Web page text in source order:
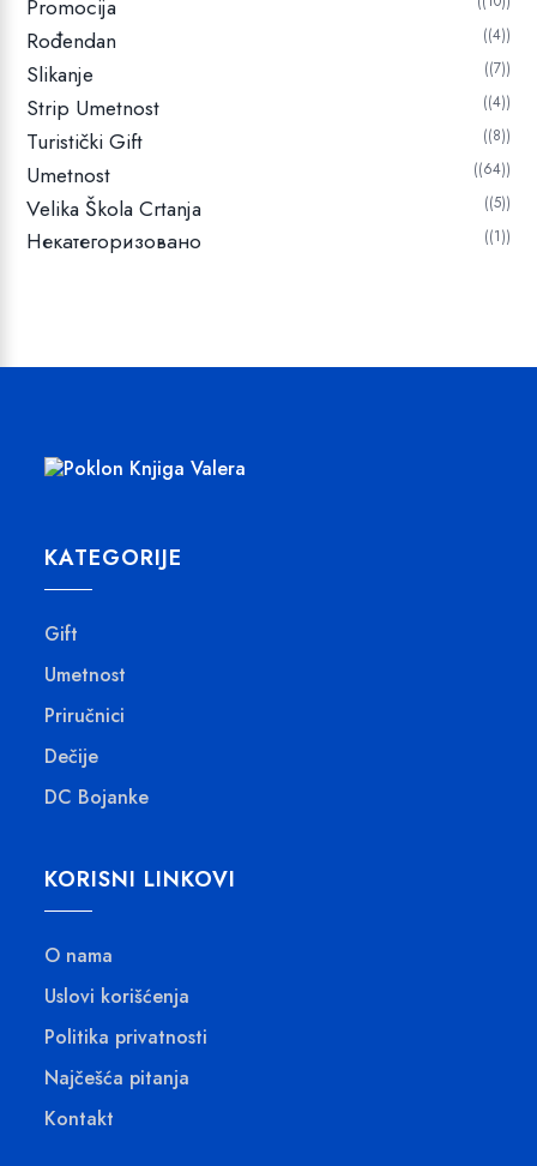
Promocija
Rođendan (4)
Slikanje (7)
Strip Umetnost (4)
Turistički Gift (8)
Umetnost (64)
Velika Škola Crtanja (5)
Некатегоризовано (1)
KATEGORIJE
Gift
Umetnost
Priručnici
Dečije
DC Bojanke
KORISNI LINKOVI
O nama
Uslovi korišćenja
Politika privatnosti
Najčešća pitanja
Kontakt